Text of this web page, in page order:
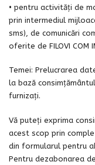
• pentru activităţi de
prin intermediul
sms), de comunicări
oferite de FILOVI COM
Temei: Prelucrarea
la bază
furnizați.
Vă puteți exprima
acest scop prin
din formularul pentru
Pentru dezabonarea